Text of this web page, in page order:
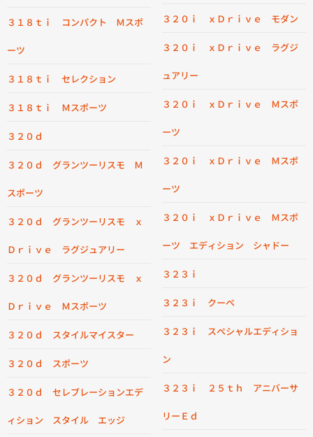
３１８ｔｉ コンパクト Ｍスポ
ーツ
３１８ｔｉ セレクション
３１８ｔｉ Ｍスポーツ
３２０ｄ
３２０ｄ グランツーリスモ Ｍ
スポーツ
３２０ｄ グランツーリスモ ｘ
Ｄｒｉｖｅ ラグジュアリー
３２０ｄ グランツーリスモ ｘ
Ｄｒｉｖｅ Ｍスポーツ
３２０ｄ スタイルマイスター
３２０ｄ スポーツ
３２０ｄ セレブレーションエデ
ィション スタイル エッジ
３２０ｉ ｘＤｒｉｖｅ モダン
３２０ｉ ｘＤｒｉｖｅ ラグジ
ュアリー
３２０ｉ ｘＤｒｉｖｅ Ｍスポ
ーツ
３２０ｉ ｘＤｒｉｖｅ Ｍスポ
ーツ
３２０ｉ ｘＤｒｉｖｅ Ｍスポ
ーツ エディション シャドー
３２３ｉ
３２３ｉ クーペ
３２３ｉ スペシャルエディショ
ン
３２３ｉ ２５ｔｈ アニバーサ
リーＥｄ